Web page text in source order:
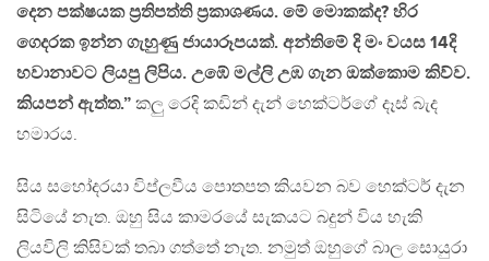
දෙන පක්ෂයක ප්‍රතිපත්ති ප්‍රකාශණය. මේ මොකක්ද? හිර
ගෙදරක ඉන්න ගැහුණු ජායාරූපයක්. අන්තිමේ දි මං වයස 14දි
හවානාවට ලියපු ලිපිය. උඹේ මල්ලි උඹ ගැන ඔක්කොම කිව්ව.
කියපන් ඇත්ත.” කලු රෙදි කඩින් දැන් හෙක්ටර්ගේ දෑස් බැද
හමාරය.
සිය සහෝදරයා විප්ලවීය පොතපත කියවන බව හෙක්ටර් දැන
සිටියේ නැත. ඔහු සිය කාමරයේ සැකයට බදුන් විය හැකි
ලියවිලි කිසිවක් තබා ගත්තේ නැත. නමුත් ඔහුගේ බාල සොයුරා